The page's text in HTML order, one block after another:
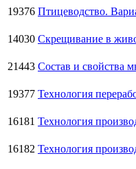
19376 Птицеводство.
14030 Скрещивание в
21443 Состав и свойства
19377 Технология
16181 Технология
16182 Технология